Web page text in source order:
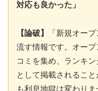
対応も良かった」
【論破】
「新規オー
流す情報です。オー
コミを集め、ランキン
として掲載されるこ
も利息地獄は変わりま